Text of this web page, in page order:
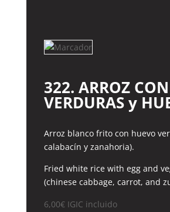
322. ARROZ CON
VERDURAS y
Arroz blanco frito con huevo
calabacín y zanahoria).
Fried white rice with egg and
(chinese cabbage, carrot, and
6,00€ IGIC incluido